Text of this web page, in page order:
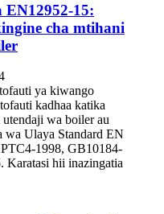
15:
cha mtihani
ya kiwango
kadhaa katika
wa boiler au
wa Ulaya Standard EN
1998, GB10184-
Karatasi hii inazingatia